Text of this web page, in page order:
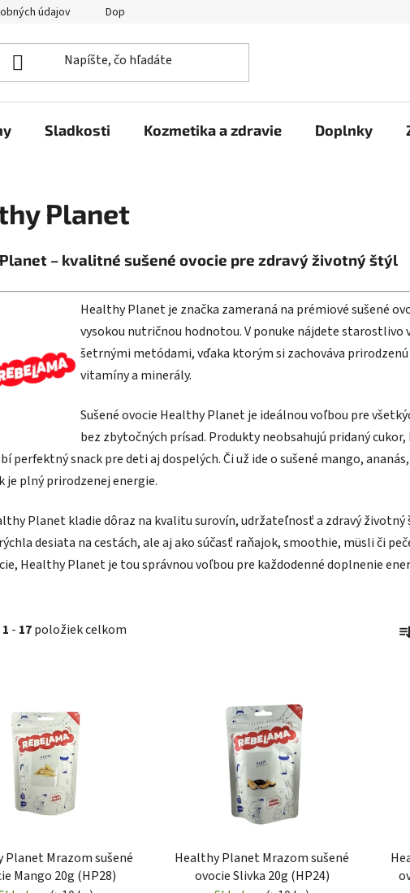
údajov Doprava a platba
Sladkosti Kozmetika a zdravie Doplnky
Planet
– kvalitné sušené ovocie pre zdravý životný štýl
Healthy Planet je značka zameraná na prémiové sušené
vysokou nutričnou hodnotou. V ponuke nájdete starostlivo
šetrnými metódami, vďaka ktorým si zachováva
vitamíny a minerály.
Sušené ovocie Healthy Planet je ideálnou voľbou pre
bez zbytočných prísad. Produkty neobsahujú pridaný
perfektný snack pre deti aj dospelých. Či už ide o sušené mango,
je plný prirodzenej energie.
Planet kladie dôraz na kvalitu surovín, udržateľnosť a zdravý životný
desiata na cestách, ale aj ako súčasť raňajok, smoothie, müsli či
Healthy Planet je tou správnou voľbou pre každodenné doplnenie
1 - 17položiek celkom
a
u
k
Planet Mrazom sušené
Mango 20g (HP28)
Healthy Planet Mrazom sušené
ovocie Slivka 20g (HP24)